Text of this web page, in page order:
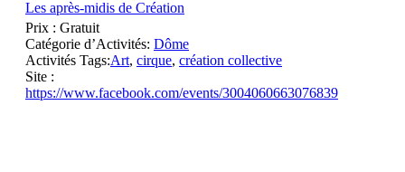
Les après-midis de Création
Prix : Gratuit
Catégorie d’Activités: Dôme
Activités Tags:Art, cirque, création collective
Site :
https://www.facebook.com/events/3004060663076839